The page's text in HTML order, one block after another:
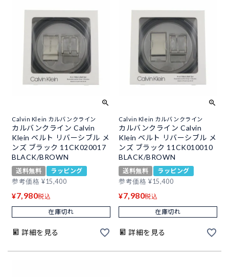
Calvin Klein カルバンクライン
カルバンクライン Calvin
Klein ベルト リバーシブル メ
ンズ ブラック 11CK020017
BLACK/BROWN
送料無料
ラッピング
参考価格 ¥15,400
¥7,980税込
在庫切れ
詳細を見る
Calvin Klein カルバンクライン
カルバンクライン Calvin
Klein ベルト リバーシブル メ
ンズ ブラック 11CK010010
BLACK/BROWN
送料無料
ラッピング
参考価格 ¥15,400
¥7,980税込
在庫切れ
詳細を見る